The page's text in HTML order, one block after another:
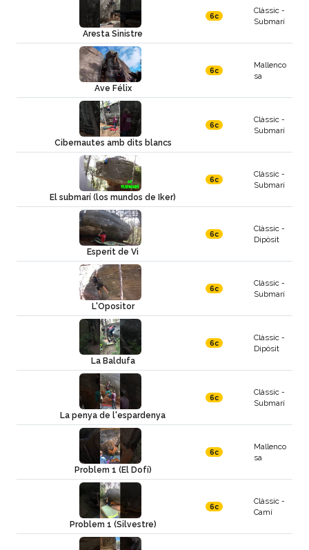
Aresta Sinistre
6c
Clàssic -
Submarí
Ave Félix
6c
Mallenco
sa
Cibernautes amb dits blancs
6c
Clàssic -
Submarí
El submarí (los mundos de Iker)
6c
Clàssic -
Submarí
Esperit de Vi
6c
Clàssic -
Dipòsit
L'Opositor
6c
Clàssic -
Submarí
La Baldufa
6c
Clàssic -
Dipòsit
La penya de l'espardenya
6c
Clàssic -
Submarí
Problem 1 (El Dofí)
6c
Mallenco
sa
Problem 1 (Silvestre)
6c
Clàssic -
Camí